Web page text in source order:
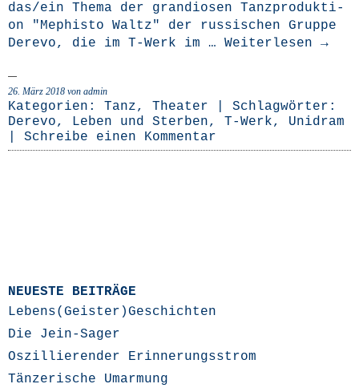
das/ein The­ma der gran­dio­sen Tanz­pro­duk­ti­
on "Mephis­to Waltz" der rus­si­schen Grup­pe
Dere­vo, die im T‑Werk im … Wei­ter­le­sen →
26. März 2018 von admin
Kategorien: Tanz, Theater | Schlagwörter:
Derevo, Leben und Sterben, T-Werk, Unidram
Schreibe einen Kommentar
NEUESTE BEITRÄGE
Lebens(Geister)Geschichten
Die Jein-Sager
Oszillierender Erinnerungsstrom
Tänzerische Umarmung